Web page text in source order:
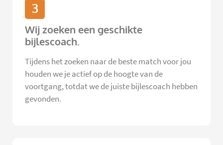
3
Wij zoeken een geschikte
bijlescoach.
Tijdens het zoeken naar de beste match voor jou
houden we je actief op de hoogte van de
voortgang, totdat we de juiste bijlescoach hebben
gevonden.